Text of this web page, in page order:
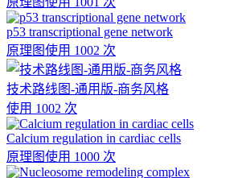
p53 transcriptional gene network
原理图使用 1002 次
技术路线图-通用版-商务风格
使用 1002 次
Calcium regulation in cardiac cells
原理图使用 1000 次